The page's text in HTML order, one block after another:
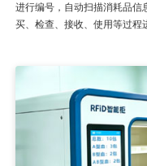
进行编号，自动扫描消耗品信
买、检查、接收、使用等过程